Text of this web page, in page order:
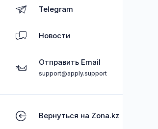
Telegram
Новости
Отправить Email
support@apply.support
Вернуться на Zona.kz